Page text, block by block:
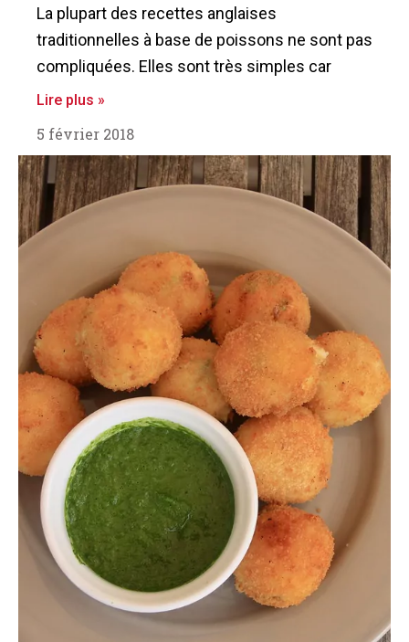
La plupart des recettes anglaises
traditionnelles à base de poissons ne sont pas
compliquées. Elles sont très simples car
Lire plus »
5 février 2018